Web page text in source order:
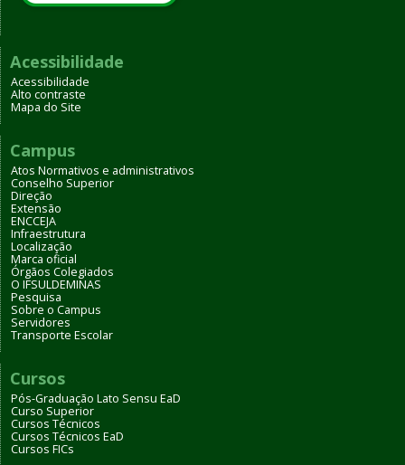
Acessibilidade
Acessibilidade
Alto contraste
Mapa do Site
Campus
Atos Normativos e administrativos
Conselho Superior
Direção
Extensão
ENCCEJA
Infraestrutura
Localização
Marca oficial
Órgãos Colegiados
O IFSULDEMINAS
Pesquisa
Sobre o Campus
Servidores
Transporte Escolar
Cursos
Pós-Graduação Lato Sensu EaD
Curso Superior
Cursos Técnicos
Cursos Técnicos EaD
Cursos FICs